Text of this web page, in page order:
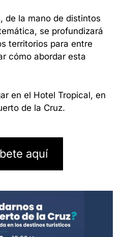
de la mano de distintos
se profundizará
territorios para entre
cómo abordar esta
en el Hotel Tropical, en
de la Cruz.
aquí